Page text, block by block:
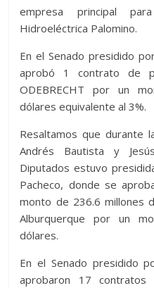
empresa principal
Hidroeléctrica Palomino.
En el Senado presidido
aprobó 1 contrato de
ODEBRECHT por un
dólares equivalente al 3%.
Resaltamos que durante
Andrés Bautista y
Diputados estuvo
Pacheco, donde se
monto de 236.6 millones
Alburquerque por un
dólares.
En el Senado presidido
aprobaron 17